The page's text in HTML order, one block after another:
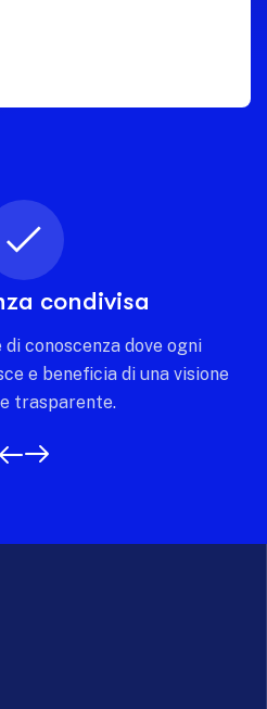
condivisa
conoscenza dove ogni
e beneficia di una visione
trasparente.